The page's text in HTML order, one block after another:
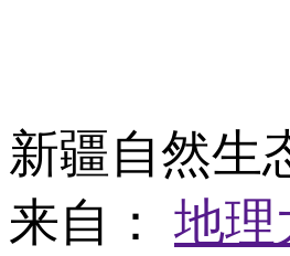
新疆自然
来自： 地理